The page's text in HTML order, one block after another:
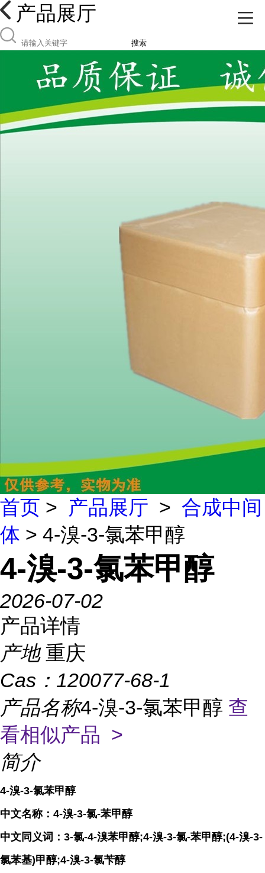
产品展厅
搜索
首页 > 产品展厅 > 合成中间
体 > 4-溴-3-氯苯甲醇
4-溴-3-氯苯甲醇
2026-07-02
产品详情
产地 重庆
Cas： 120077-68-1
产品名称4-溴-3-氯苯甲醇 查
看相似产品 >
简介
4-溴-3-氯苯甲醇
中文名称：4-溴-3-氯-苯甲醇
中文同义词：3-氯-4-溴苯甲醇;4-溴-3-氯-苯甲醇;(4-溴-3-
氯苯基)甲醇;4-溴-3-氯苄醇